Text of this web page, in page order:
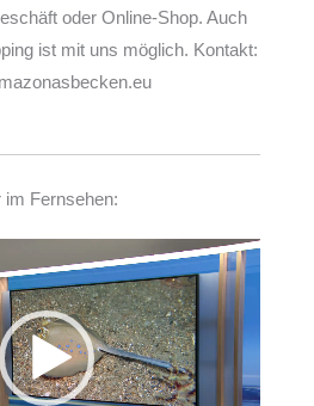
oder Online-Shop. Auch
ist mit uns möglich. Kontakt:
im Fernsehen:
Player